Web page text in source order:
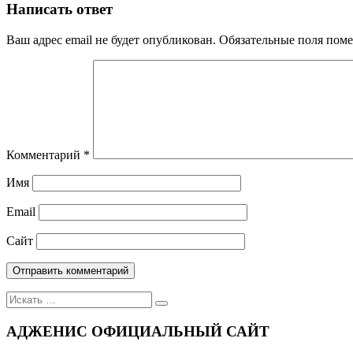
Написать ответ
Ваш адрес email не будет опубликован. Обязательные поля
Комментарий *
Имя
Email
Сайт
Поиск
для:
АДЖЕНИС ОФИЦИАЛЬНЫЙ САЙТ